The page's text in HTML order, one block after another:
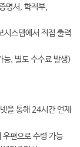
명서, 학적부,
스템에서 직접 출력
능, 별도 수수료 발생)
을 통해 24시간 언제
편으로 수령 가능